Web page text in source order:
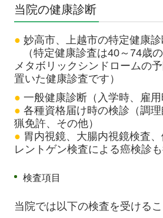
当院の健康診断
●妙高市、上越市の特定健康
（特定健康診査は40～74歳の
メタボリックシンドロームの
置いた健康診査です）
●一般健康診断（入学時、雇用
●各種資格届け時の検診（調
猟免許、その他）
● 胃内視鏡、大腸内視鏡検査
レントゲン検査による癌検診も
検査項目
当院では以下の検査を受けるこ